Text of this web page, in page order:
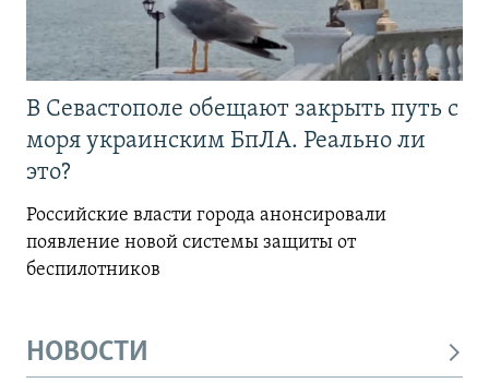
В Севастополе обещают закрыть путь с
моря украинским БпЛА. Реально ли
это?
Российские власти города анонсировали
появление новой системы защиты от
беспилотников
НОВОСТИ